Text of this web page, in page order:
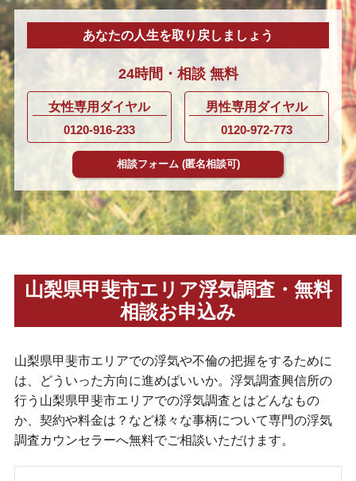
あなたの人生を取り戻しましょう
24時間・ 相談無料
女性専用ダイヤル
0120-916-233
男性専用ダイヤル
0120-972-773
相談フォーム (匿名相談可)
山梨県甲斐市エリア浮気調査・無料
相談お申込み
山梨県甲斐市エリアでの浮気や不倫の把握をするために
は、どういった方向に進めばいいか。浮気調査興信所の
行う山梨県甲斐市エリアでの浮気調査とはどんなもの
か、契約や料金は？など様々な事柄について専門の浮気
調査カウンセラーへ無料でご相談いただけます。